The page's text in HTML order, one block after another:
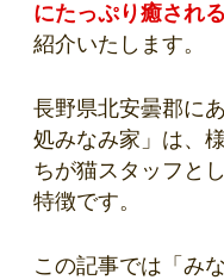
にたっぷり癒され
紹介いたします。
長野県北安曇郡に
処みなみ家」は、
ちが猫スタッフと
特徴です。
この記事では「み